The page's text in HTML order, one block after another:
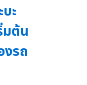
ะ
ต้น
รถ